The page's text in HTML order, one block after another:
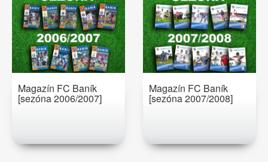
Magazín FC Baník
[sezóna 2006/2007]
Magazín FC Baník
[sezóna 2007/2008]